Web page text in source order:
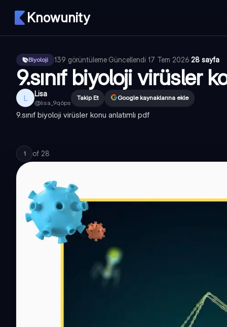
Knowunity
Biyoloji 139 görüntüleme·Güncellendi 17 Tem 2026·28 sayfa
9.sınıf biyoloji virüsler
L Lisa
@lisa_9q6ps
Takip Et Google kaynaklarına ekle
9.sınıf biyoloji virüsler konu anlatımlı pdf
1 of 28